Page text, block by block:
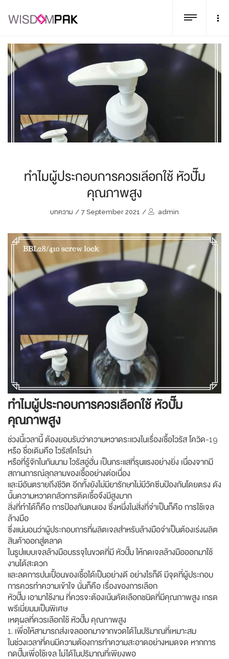
ทำไมผู้ประกอบการควรเลีอกใช้ หัวปั๊ม
คุณภาพสูง
บทความ / 7 September 2021 / admin
ทำไมผู้ประกอบการควรเลือกใช้ หัวปั๊ม
คุณภาพสูง
ช่วงนี้เวลานี้ ต้องยอมรับว่าความหวาดระแวงในเรื่องเชื้อไวรัส โควิด-19
หรือ ชื่อเดิมคือ ไวรัสโคโรน่า
หรือที่รู้จักในกันนาม ไวรัสอู่ฮั่น เป็นกระแสที่รุนแรงอย่างยิ่ง เนื่องจากมี
สถานการณ์ลุกลามของเชื้ออย่างต่อเนื่อง
และมีอันตรายถึงชีวิต อีกทั้งยังไม่มียารักษาไม่มีวัคซีนป้องกันโดยตรง ดัง
นั้นความหวาดกลัวการติดเชื้อจึงมีสูงมาก
สิ่งที่ทำได้ก็คือ การป้องกันตนเอง ซึ่งหนึ่งในสิ่งที่จำเป็นก็คือ การใช้เจล
ล้างมือ
ซึ่งแน่นอนว่าผู้ประกอบการที่ผลิตเจลสำหรับล้างมือจำเป็นต้องเร่งผลิต
สินค้าออกสู่ตลาด
ในรูปแบบเจลล้างมือบรรจุในขวดที่มี หัวปั๊ม ให้กดเจลล้างมือออกมาใช้
งานได้สะดวก
และลดการปนเปื้อนของเชื้อได้เป็นอย่างดี อย่างไรก็ดี มีจุดที่ผู้ประกอบ
การควรทำความเข้าใจ นั่นก็คือ เรื่องของการเลือก
หัวปั๊ม เอามาใช้งาน ที่ควรจะต้องเน้นคัดเลือกชนิดที่มีคุณภาพสูง เกรด
พรีเมี่ยมมเป็นพิเศษ
เหตุผลที่ควรเลือกใช้ หัวปั๊ม คุณภาพสูง
1. เพื่อให้สามารถส่งเจลออกมาจากขวดได้ในปริมาณที่เหมาะสม
ในช่วงเวลาที่คนมีความต้องการทำความสะอาดอย่างหมดจด หากการ
กดปั๊มเพื่อใช้เจล ไม่ได้ในปริมาณที่เพียงพอ